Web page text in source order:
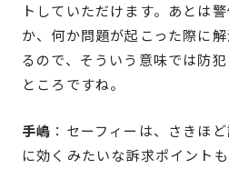
トしていただけます。あとは
か、何か問題が起こった際に
るので、そういう意味では防
ところですね。
手嶋 ：セーフィーは、さきほ
に効くみたいな訴求ポイント